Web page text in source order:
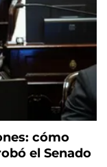
cómo
el Senado